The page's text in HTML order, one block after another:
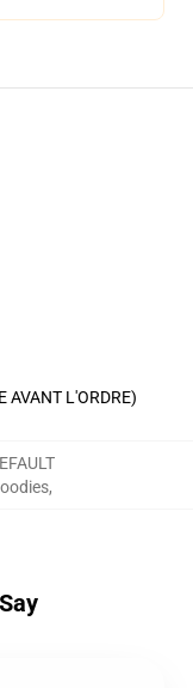
AVANT L'ORDRE)
,